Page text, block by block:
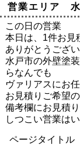
営業エリア
この日の営業
本日は、1件お見
ありがとうござい
水戸市の外壁塗
らなんでも
ヴァリアスにお
お見積りご希望
備考欄にお見積
しつこい営業は
ページタイトル